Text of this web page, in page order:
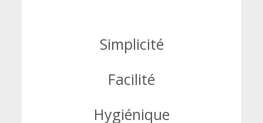
Simplicité
Facilité
Hygiénique